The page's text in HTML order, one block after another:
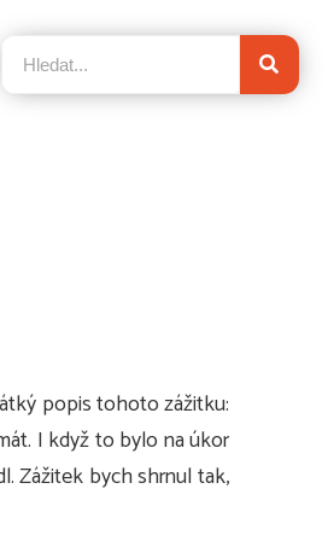
popis tohoto zážitku:
I když to bylo na úkor
Zážitek bych shrnul tak,